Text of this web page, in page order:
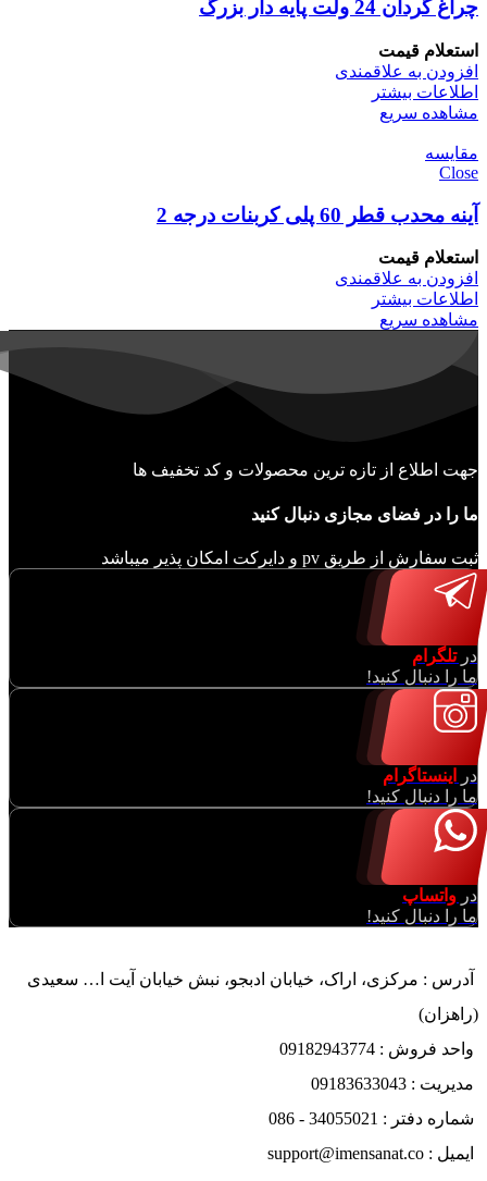
چراغ گردان 24 ولت پایه دار بزرگ
استعلام قیمت
افزودن به علاقمندی
اطلاعات بیشتر
مشاهده سریع
مقایسه
Close
آینه محدب قطر 60 پلی کربنات درجه 2
استعلام قیمت
افزودن به علاقمندی
اطلاعات بیشتر
مشاهده سریع
جهت اطلاع از تازه ترین محصولات و کد تخفیف ها
ما را در فضای مجازی دنبال کنید
ثبت سفارش از طریق pv و دایرکت امکان پذیر میباشد
درتلگرام
ما را دنبال کنید!
در
اینستاگرام
ما را دنبال کنید!
در واتساپ
ما را دنبال کنید!
آدرس : مرکزی، اراک، خیابان ادبجو، نبش خیابان آیت ا… سعیدی
(راهزان)
واحد فروش : 09182943774
مدیریت : 09183633043
شماره دفتر : 34055021 - 086
ایمیل : support@imensanat.co